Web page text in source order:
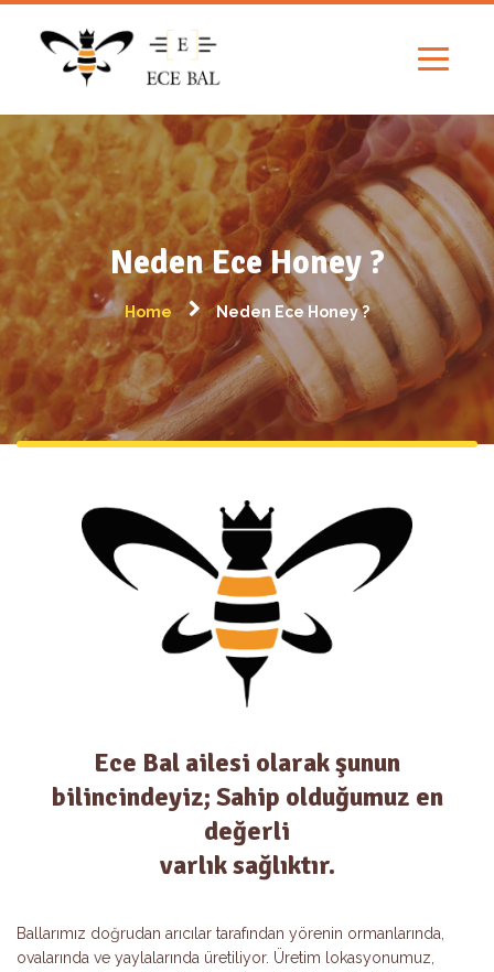
Neden Ece Honey ?
Home Neden Ece Honey ?
Ece Bal ailesi olarak şunun
bilincindeyiz; Sahip olduğumuz en
değerli
varlık sağlıktır.
Ballarımız doğrudan arıcılar tarafından yörenin ormanlarında,
ovalarında ve yaylalarında üretiliyor. Üretim lokasyonumuz,